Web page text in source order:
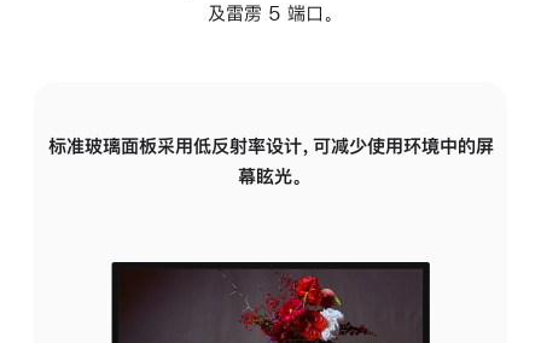
及雷雳 5 端口。
标准玻璃面板采用低反射率设计，可减少使用环境中的屏
幕眩光。